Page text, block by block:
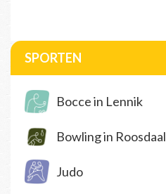
SPORTEN
Bocce in Lennik
Bowling in Roosdaal
Judo